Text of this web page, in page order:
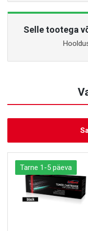
Selle tootega
Tarne 1-5 päeva